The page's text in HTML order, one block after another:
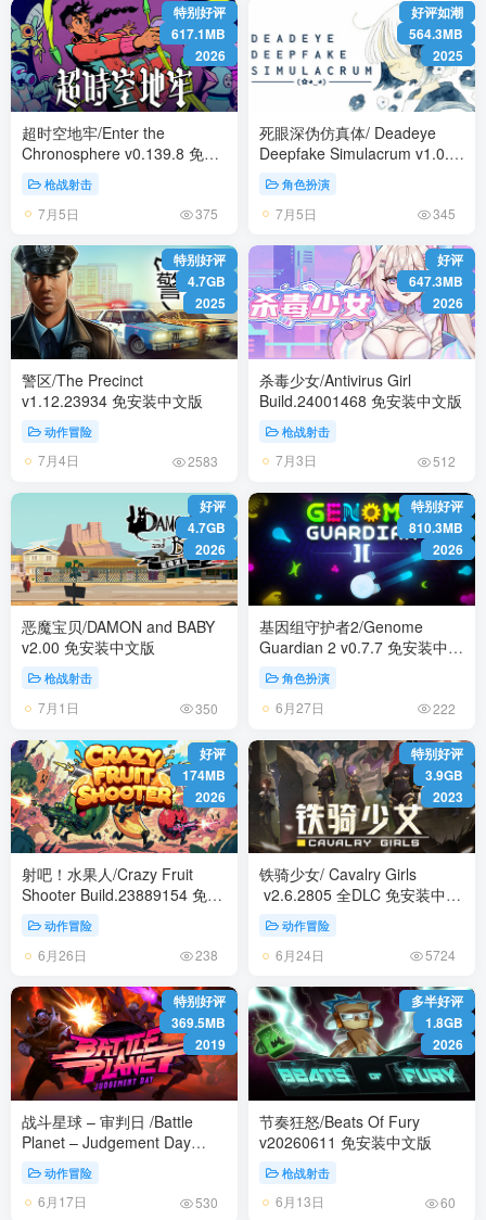
特别好评
617.1MB
2026
超时空地牢/Enter the
Chronosphere v0.139.8 免安
装中文版
枪战射击
7月5日 375
好评如潮
564.3MB
2025
死眼深伪仿真体/ Deadeye
Deepfake Simulacrum v1.0.7
免安装英文版
角色扮演
7月5日 345
特别好评
4.7GB
2025
警区/The Precinct
v1.12.23934 免安装中文版
动作冒险
7月4日 2583
好评
647.3MB
2026
杀毒少女/Antivirus Girl
Build.24001468 免安装中文版
枪战射击
7月3日 512
好评
4.7GB
2026
恶魔宝贝/DAMON and BABY
v2.00 免安装中文版
枪战射击
7月1日 350
特别好评
810.3MB
2026
基因组守护者2/Genome
Guardian 2 v0.7.7 免安装中文
版
角色扮演
6月27日 222
好评
174MB
2026
射吧！水果人/Crazy Fruit
Shooter Build.23889154 免安
装中文版
动作冒险
6月26日 238
特别好评
3.9GB
2023
铁骑少女/ Cavalry Girls
v2.6.2805 全DLC 免安装中文
版
动作冒险
6月24日 5724
特别好评
369.5MB
2019
战斗星球 – 审判日 /Battle
Planet – Judgement Day
动作冒险
6月17日 530
多半好评
1.8GB
2026
节奏狂怒/Beats Of Fury
v20260611 免安装中文版
枪战射击
6月13日 60